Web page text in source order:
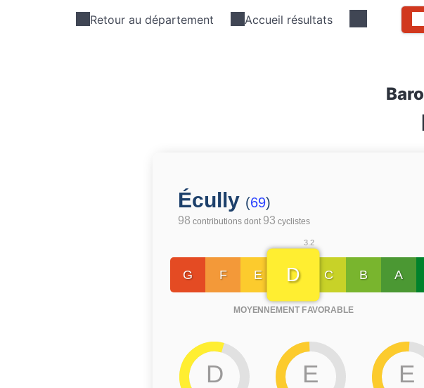
Retour au département Accueil résultats
Écully (69)
98 contributions dont 93 cyclistes
G F E
3.2
D
MOYENNEMENT FAVORABLE
C B A
D E E